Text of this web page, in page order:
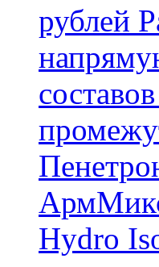
рублей
Hydro